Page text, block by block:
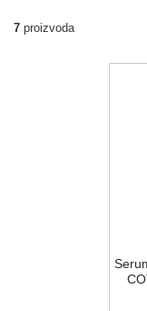
7 proizvoda